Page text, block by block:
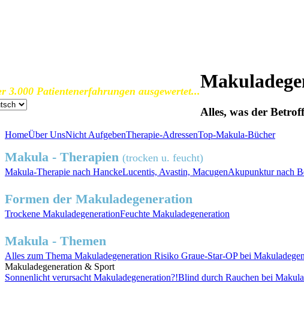
3.000 Patientenerfahrungen ausgewertet...
Alles, was der
HomeÜber UnsNicht AufgebenTherapie-AdressenTop-Makula-Bücher
Makula - Therapien (trocken u. feucht)
Makula-Therapie nach HanckeLucentis, Avastin, MacugenAkupunktur nach
Formen der Makuladegeneration
Trockene MakuladegenerationFeuchte Makuladegeneration
Makula - Themen
Alles zum Thema Makuladegeneration Risiko Graue-Star-OPbei
Makuladegeneration & Sport
Sonnenlichtverursacht Makuladegeneration?!Blind durch Rauchen bei